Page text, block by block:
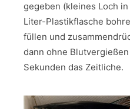
gegeben (kleines Loch
Liter-Plastikflasche
füllen und
dann ohne
Sekunden das Zeitliche.